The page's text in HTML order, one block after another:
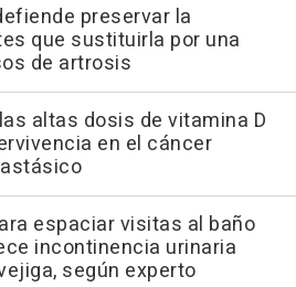
preservar la
que sustituirla por una
de artrosis
altas dosis de vitamina D
en el cáncer
espaciar visitas al baño
incontinencia urinaria
según experto